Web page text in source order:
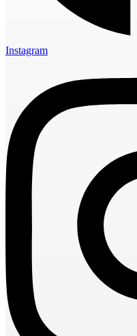
Instagram